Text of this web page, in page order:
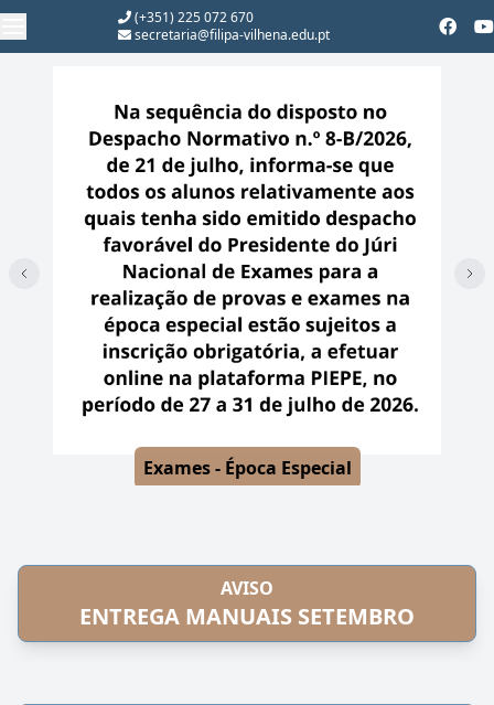
(+351) 225 072 670
secretaria@filipa-vilhena.edu.pt
Exames - Época Especial
AVISO
ENTREGA MANUAIS SETEMBRO